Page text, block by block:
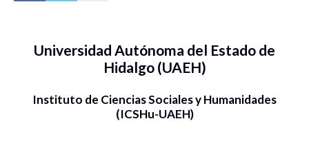
Universidad Autónoma del Estado de
Hidalgo (UAEH)
Instituto de Ciencias Sociales y Humanidades
(ICSHu-UAEH)